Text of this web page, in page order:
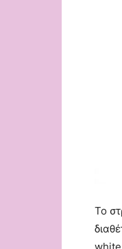
Το